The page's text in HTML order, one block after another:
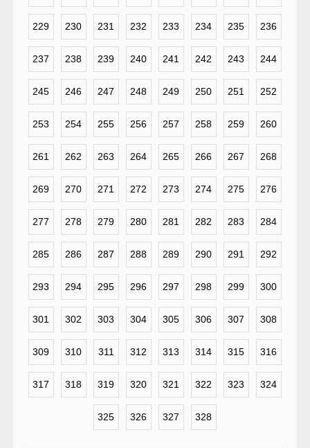
229 230 231 232 233 234 235 236
237 238 239 240 241 242 243 244
245 246 247 248 249 250 251 252
253 254 255 256 257 258 259 260
261 262 263 264 265 266 267 268
269 270 271 272 273 274 275 276
277 278 279 280 281 282 283 284
285 286 287 288 289 290 291 292
293 294 295 296 297 298 299 300
301 302 303 304 305 306 307 308
309 310 311 312 313 314 315 316
317 318 319 320 321 322 323 324
325 326 327 328